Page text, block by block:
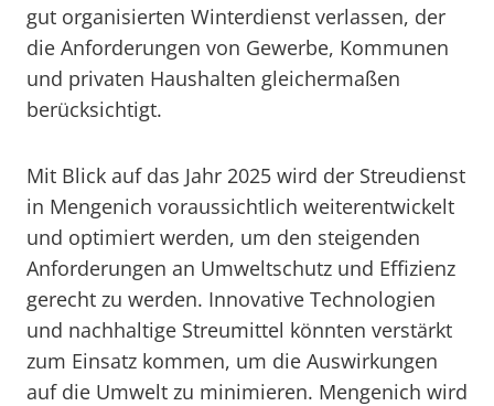
gut organisierten Winterdienst verlassen, der
die Anforderungen von Gewerbe, Kommunen
und privaten Haushalten gleichermaßen
berücksichtigt.
Mit Blick auf das Jahr 2025 wird der Streudienst
in Mengenich voraussichtlich weiterentwickelt
und optimiert werden, um den steigenden
Anforderungen an Umweltschutz und Effizienz
gerecht zu werden. Innovative Technologien
und nachhaltige Streumittel könnten verstärkt
zum Einsatz kommen, um die Auswirkungen
auf die Umwelt zu minimieren. Mengenich wird